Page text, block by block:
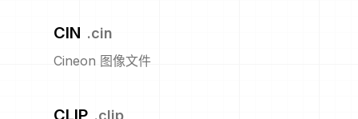
CIN .cin
Cineon 图像文件
.clip